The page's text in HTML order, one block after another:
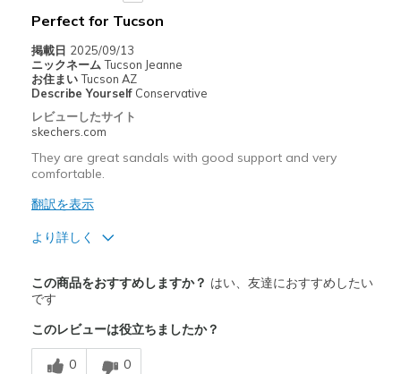
Sizing
Feels true to size
Perfect for Tucson
掲載日 2025/09/13
ニックネーム Tucson Jeanne
お住まい Tucson AZ
Describe Yourself Conservative
レビューしたサイト
skechers.com
They are great sandals with good support and very
comfortable.
翻訳を表示
より詳しく
Attractive Design
Comfortable
Stylish
この商品をおすすめしますか？ はい、友達におすすめしたい
です
このレビューは役立ちましたか？
0 0